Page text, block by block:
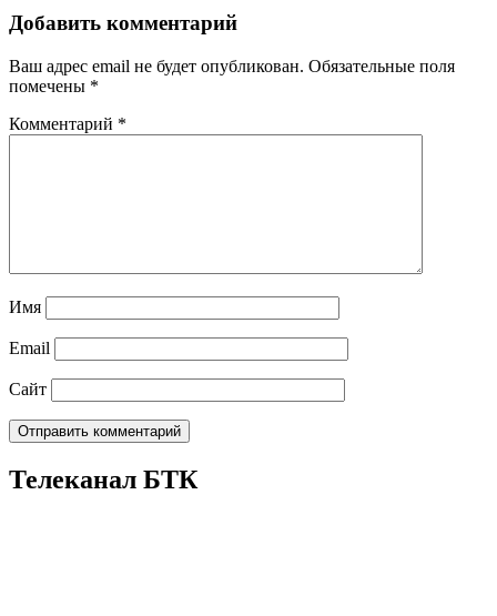
Добавить комментарий
Ваш адрес email не будет опубликован. Обязательные поля
помечены *
Комментарий *
Имя
Email
Сайт
Телеканал БТК